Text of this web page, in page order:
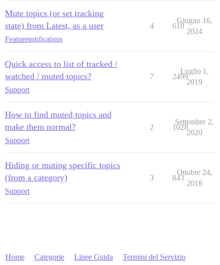
Mute topics (or set tracking
state) from Latest, as a user
Featurenotifications
4 610
Giugno 16,
2024
Quick access to list of tracked /
watched / muted topics?
Support
7 2499
Luglio 1,
2019
How to find muted topics and
make them normal?
Support
2 1028
Settembre 2,
2020
Hiding or muting specific topics
(from a category)
Support
3 843
Ottobre 24,
2018
Home Categorie Linee Guida Termini del Servizio